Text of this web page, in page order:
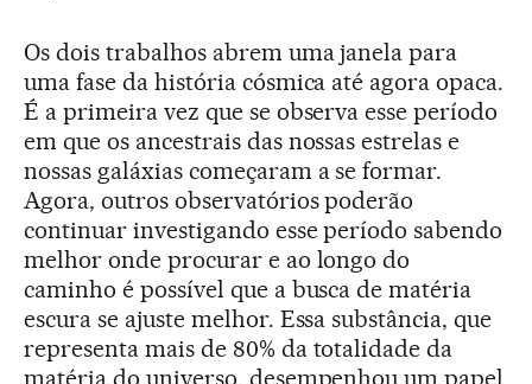
Os dois trabalhos abrem uma janela para
uma fase da história cósmica até agora opaca.
É a primeira vez que se observa esse período
em que os ancestrais das nossas estrelas e
nossas galáxias começaram a se formar.
Agora, outros observatórios poderão
continuar investigando esse período sabendo
melhor onde procurar e ao longo do
caminho é possível que a busca de matéria
escura se ajuste melhor. Essa substância, que
representa mais de 80% da totalidade da
matéria do universo, desempenhou um papel